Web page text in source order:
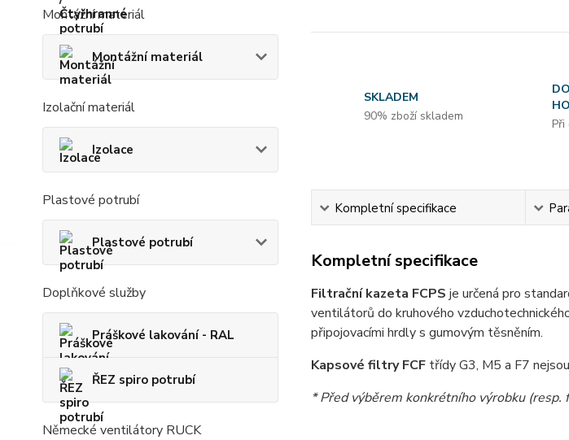
Montážní materiál
Montážní materiál
Izolační materiál
Izolace
Plastové potrubí
Plastové potrubí
Doplňkové služby
Práškové lakování - RAL
ŘEZ spiro potrubí
Německé ventilátory RUCK
SKLADEM
90% zboží skladem
Kompletní specifikace
Kompletní specifikace
Filtrační kazeta FCPS je určená pro
ventilátorů do kruhového
připojovacími hrdly s gumovým těsněním.
Kapsové filtry FCFtřídy G3, M5 a F7
* Před výběrem konkrétního výrobku